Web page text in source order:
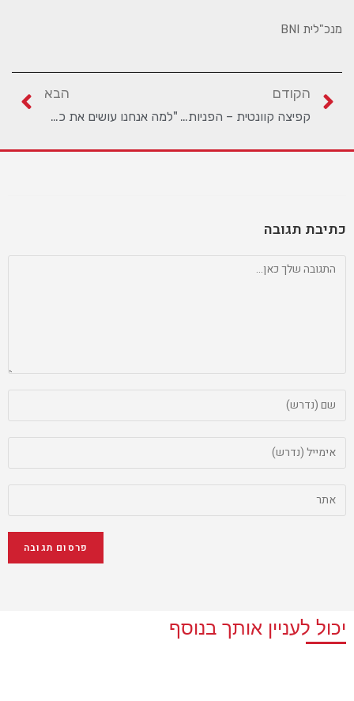
מנכ"לית BNI
הקודם
קפיצה קוונטית – הפניות למתקדמים
הבא
"למה אנחנו עושים את כל העבודה בקבוצה?"
כתיבת תגובה
יכול לעניין אותך בנוסף